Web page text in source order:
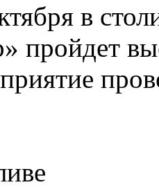
в
пройдет